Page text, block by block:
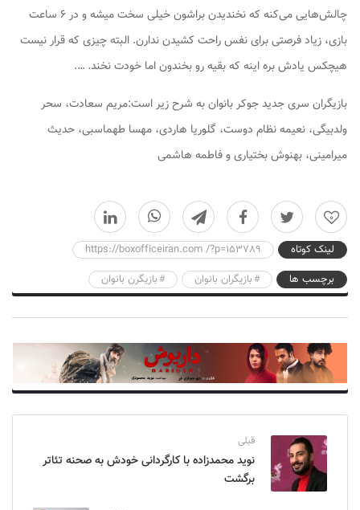
چالش‌هایی می‌کنه که نخندیدن براشون خیلی سخت میشه و در ۶ ساعت
بازی، زیاد فرصتی برای نفس راحت کشیدن ندارن. البته چیزی که قرار نیست
هیچکس یادش بره اینه که بقیه رو بخندون اما خودت نخند. ….
بازیگران سری جدید جوکر بانوان به شرح زیر است:مریم سعادت، سحر
ولدبیگی، نعیمه نظام دوست، گلوریا هاردی، مهسا طهماسبی، حدیث
میرامینی، بهنوش بختیاری و فاطمه هاشمی
0
لینک کوتاه
https://boxofficeiran.com /?p=153789
برچسب ها
بازیگران بانوان بازیگرن بانوان
قبلی
نوید محمدزاده با کارگردانی خودش به صحنه تئاتر
برگشت